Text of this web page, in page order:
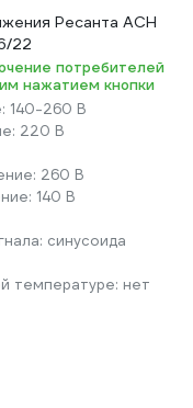
Ресанта АСН
22
потребителей
нажатием кнопки
140-260 В
220 В
260 В
140 В
синусоида
температуре: нет